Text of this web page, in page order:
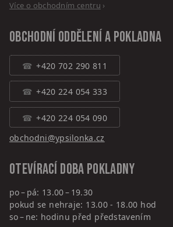
Více o obchodním centru ›
Obchodní oddělení a pokladna
+420 702 290 811
+420 224 054 333
+420 224 054 090
obchodni@ypsilonka.cz
Otevírací doba pokladny
po – pá: 13.00 – 19.30
pokud se nehraje: 13.00 - 18.00 hod
so – ne: hodinu před představením